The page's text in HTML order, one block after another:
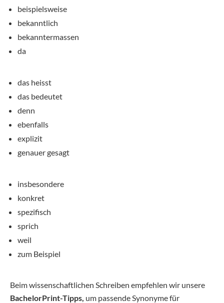
beispielsweise
bekanntlich
bekanntermassen
da
das heisst
das bedeutet
denn
ebenfalls
explizit
genauer gesagt
insbesondere
konkret
spezifisch
sprich
weil
zum Beispiel
Beim wissenschaftlichen Schreiben empfehlen wir unsere
BachelorPrint-Tipps, um passende Synonyme für